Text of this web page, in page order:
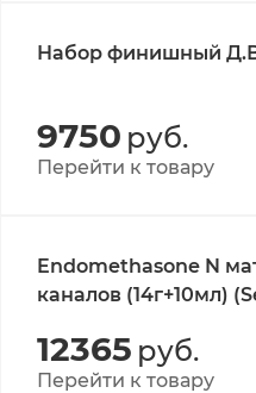
Набор финишный
9750 руб.
Перейти к товару
Endomethasone N
каналов (14г+10мл)
12365 руб.
Перейти к товару